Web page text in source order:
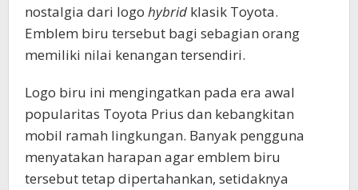
nostalgia dari logo hybrid klasik Toyota.
Emblem biru tersebut bagi sebagian orang
memiliki nilai kenangan tersendiri.
Logo biru ini mengingatkan pada era awal
popularitas Toyota Prius dan kebangkitan
mobil ramah lingkungan. Banyak pengguna
menyatakan harapan agar emblem biru
tersebut tetap dipertahankan, setidaknya